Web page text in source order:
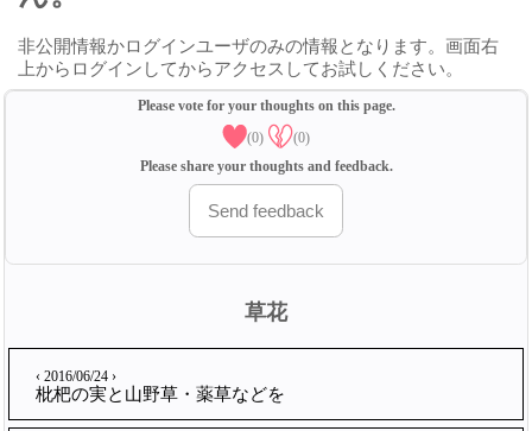
非公開情報かログインユーザのみの情報となります。画面右
上からログインしてからアクセスしてお試しください。
Please vote for your thoughts on this page.
(0)
(0)
Please share your thoughts and feedback.
Send feedback
草花
‹ 2016/06/24 ›
枇杷の実と山野草・薬草などを